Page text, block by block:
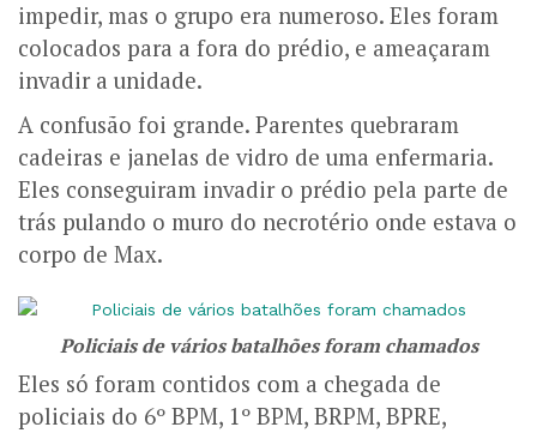
impedir, mas o grupo era numeroso. Eles foram
colocados para a fora do prédio, e ameaçaram
invadir a unidade.
A confusão foi grande. Parentes quebraram
cadeiras e janelas de vidro de uma enfermaria.
Eles conseguiram invadir o prédio pela parte de
trás pulando o muro do necrotério onde estava o
corpo de Max.
Policiais de vários batalhões foram chamados
Eles só foram contidos com a chegada de
policiais do 6º BPM, 1º BPM, BRPM, BPRE,